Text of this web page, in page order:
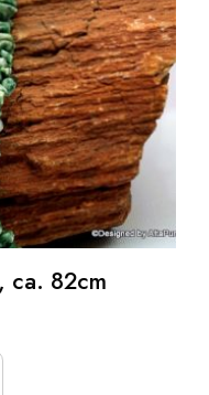
ca. 82cm
ca. 82cm hoeveelheid